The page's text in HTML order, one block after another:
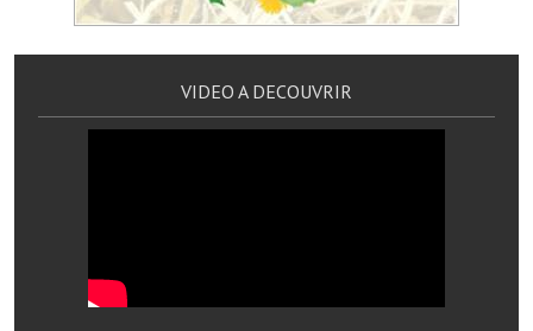
Démarches administratives
Biens à louer
Bibliothèque
VIDEO A DECOUVRIR